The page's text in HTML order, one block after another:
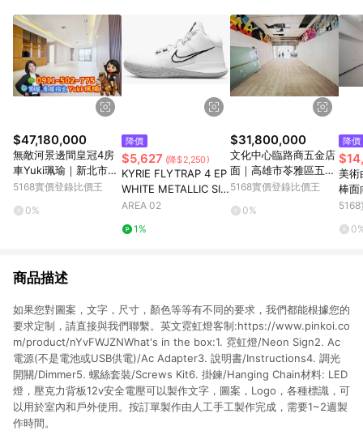
$47,180,000
無敵河景邊間皇冠4房
車Yuki珮瑜｜新北市板
橋區中山路二段
5168實價登錄比價王
0%
降價
$5,627 (降$2,250)
KYRIE FLYTRAP 4 EP
WHITE METALLIC SIL
VER
AREA 02
1%
$31,800,000
文化中心臨路商五金店
面｜高雄市苓雅區五福
一路
5168實價登錄比價王
0%
降價
美術
棒面
雄市
商品描述
如果您對圖案，文字，尺寸，顏色等等有不同的要求，我們都能根據您的
要求定制，請直接與我們聯繫。英文霓虹燈客制:https://www.pinkoi.co
m/product/nYvFWJZNWhat's in the box:1. 霓虹燈/Neon Sign2. Ac
電源(不是電池或USB供電)/Ac Adapter3. 說明書/Instructions4. 調光
開關/Dimmer5. 螺絲套裝/Screws Kit6. 掛鍊/Hanging Chain材料: LED
燈，壓克力背板12v安全電壓可以製作文字，圖案，Logo，各種標識，可
以用於室內和戶外使用。按訂單製作由人工手工製作完成，需要1~2週製
作時間。